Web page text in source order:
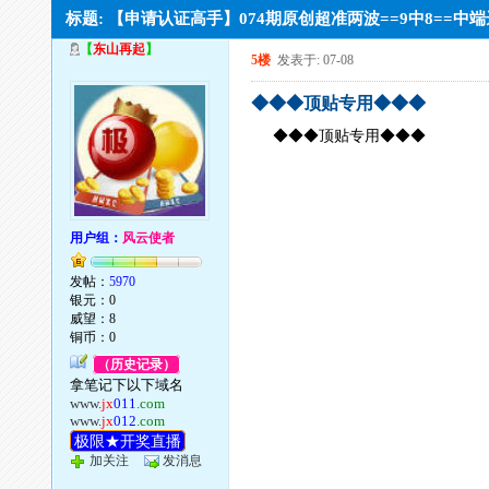
标题: 【申请认证高手】074期原创超准两波==9中8==中端
【东山再起】
用户组： 风云使者
发帖：5970
银元：0
威望：8
铜币：0
（历史记录）
拿笔记下以下域名
www.jx011.com
www.jx012.com
极限★开奖直播
加关注 发消息
5楼 发表于: 07-08
◆◆◆顶贴专用◆◆◆
◆◆◆顶贴专用◆◆◆